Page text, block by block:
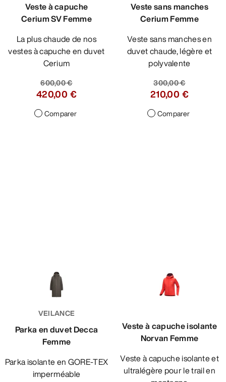
Veste à capuche
Cerium SV Femme
La plus chaude de nos
vestes à capuche en duvet
Cerium
600,00 €
420,00 €
Comparer
Veste sans manches
Cerium Femme
Veste sans manches en
duvet chaude, légère et
polyvalente
300,00 €
210,00 €
Comparer
VEILANCE
Parka en duvet Decca
Femme
Parka isolante en GORE-TEX
imperméable
Veste à capuche isolante
Norvan Femme
Veste à capuche isolante et
ultralégère pour le trail en